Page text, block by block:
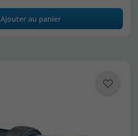
Ajouter au panier